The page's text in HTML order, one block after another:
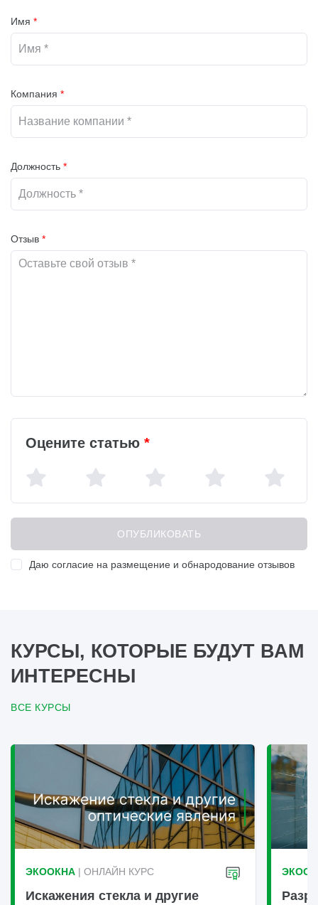
Имя *
Компания *
Должность *
Отзыв *
Оцените статью *
Даю согласие на размещение и обнародование отзывов
КУРСЫ, КОТОРЫЕ БУДУТ ВАМ
ИНТЕРЕСНЫ
ВСЕ КУРСЫ
ЭКООКНА | ОНЛАЙН КУРС
Искажения стекла и другие